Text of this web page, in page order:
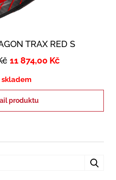
TRAX RED S
11 874,00 Kč
skladem
produktu